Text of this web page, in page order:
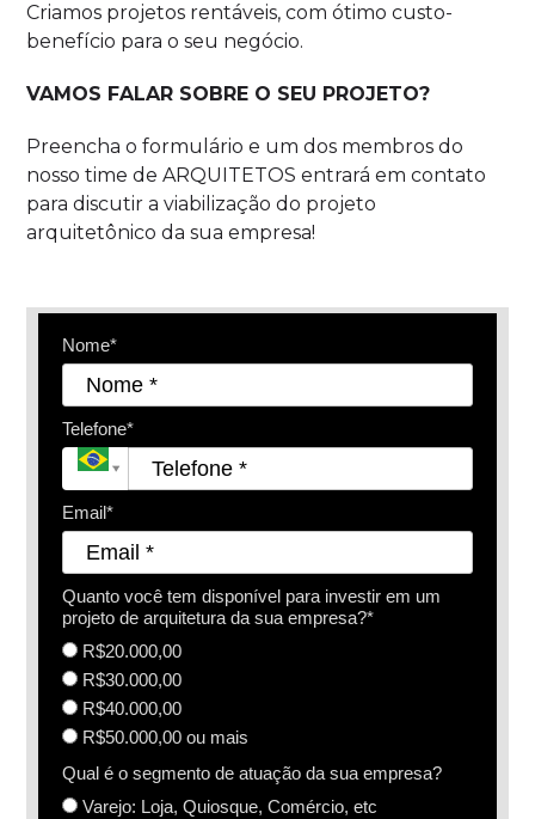
Criamos projetos rentáveis, com ótimo custo-
benefício para o seu negócio.
VAMOS FALAR SOBRE O SEU PROJETO?
Preencha o formulário e um dos membros do
nosso time de ARQUITETOS entrará em contato
para discutir a viabilização do projeto
arquitetônico da sua empresa!
Nome*
Telefone*
Email*
Quanto você tem disponível para investir em um
projeto de arquitetura da sua empresa?*
R$20.000,00
R$30.000,00
R$40.000,00
R$50.000,00 ou mais
Qual é o segmento de atuação da sua empresa?
Varejo: Loja, Quiosque, Comércio, etc